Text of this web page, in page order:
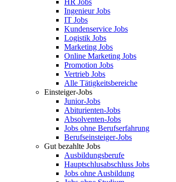
HR Jobs
Ingenieur Jobs
IT Jobs
Kundenservice Jobs
Logistik Jobs
Marketing Jobs
Online Marketing Jobs
Promotion Jobs
Vertrieb Jobs
Alle Tätigkeitsbereiche
Einsteiger-Jobs
Junior-Jobs
Abiturienten-Jobs
Absolventen-Jobs
Jobs ohne Berufserfahrung
Berufseinsteiger-Jobs
Gut bezahlte Jobs
Ausbildungsberufe
Hauptschlusabschluss Jobs
Jobs ohne Ausbildung